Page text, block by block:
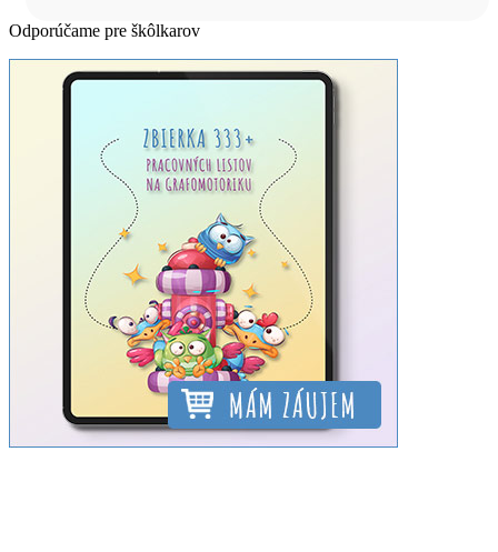
Odporúčame pre škôlkarov